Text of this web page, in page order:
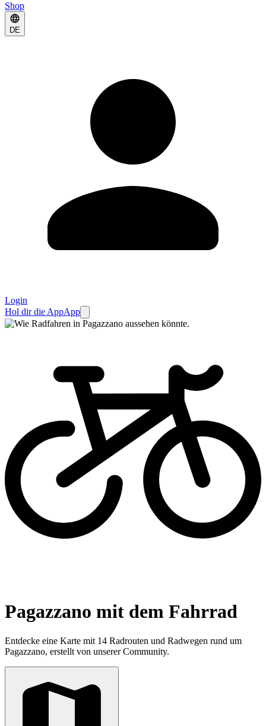
Shop
DE
Login
Hol dir die AppApp
Pagazzano mit dem Fahrrad
Entdecke eine Karte mit 14 Radrouten und Radwegen rund um
Pagazzano, erstellt von unserer Community.